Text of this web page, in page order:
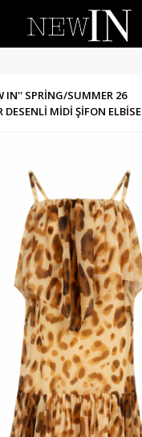
IN'' SPRING/SUMMER 26
DESENLI MIDI ŞIFON ELBISE